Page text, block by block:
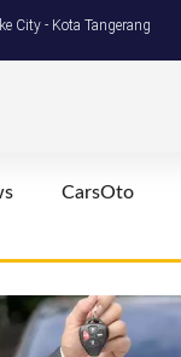
City - Kota Tangerang
CarsOto